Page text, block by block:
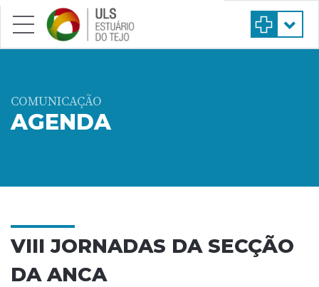
Saltar para conteúdo principal
COMUNICAÇÃO
AGENDA
VIII JORNADAS DA SECÇÃO
DA ANCA